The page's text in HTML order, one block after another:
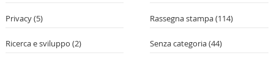
Privacy(5) Rassegna stampa(114)
Ricerca e sviluppo (2) Senza categoria(44)